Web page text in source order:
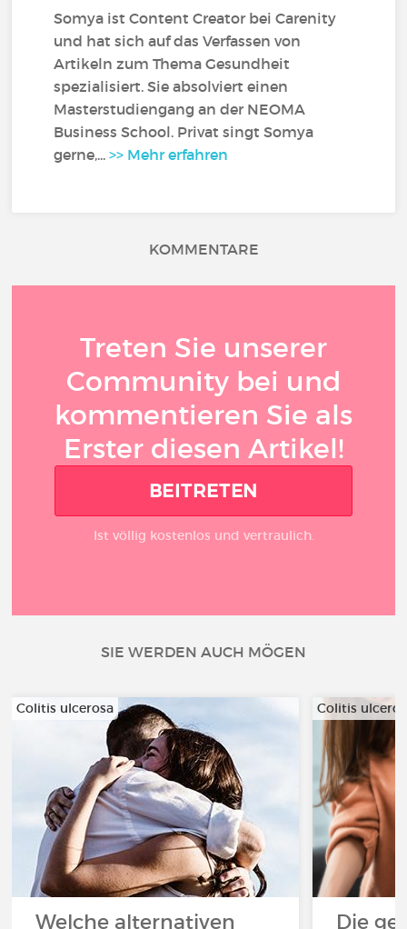
Somya ist Content Creator bei Carenity
und hat sich auf das Verfassen von
Artikeln zum Thema Gesundheit
spezialisiert. Sie absolviert einen
Masterstudiengang an der NEOMA
Business School. Privat singt Somya
gerne,...>> Mehr erfahren
KOMMENTARE
Treten Sie unserer
Community bei und
kommentieren Sie als
Erster diesen Artikel!
BEITRETEN
Ist völlig kostenlos und vertraulich.
SIE WERDEN AUCH MÖGEN
Colitis ulcerosa
Welche alternativen
Colitis
Die